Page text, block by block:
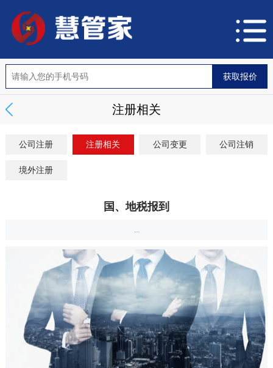
注册相关
公司注册 注册相关 公司变更 公司注销
境外注册
国、地税报到
...